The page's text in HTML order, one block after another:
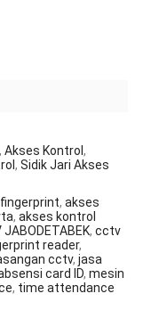
, Akses Kontrol ,
, Sidik Jari Akses
, akses
, akses kontrol
JABODETABEK, cctv
reader,
cctv, jasa
card ID, mesin
, time attendance